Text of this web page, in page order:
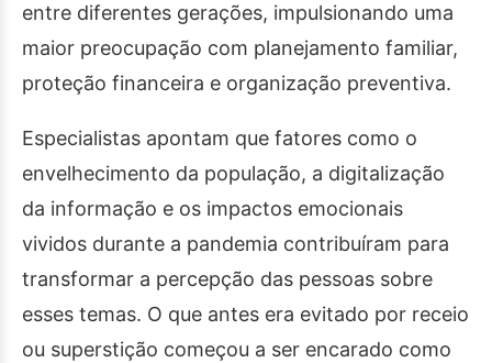
entre diferentes gerações, impulsionando uma
maior preocupação com planejamento familiar,
proteção financeira e organização preventiva.
Especialistas apontam que fatores como o
envelhecimento da população, a digitalização
da informação e os impactos emocionais
vividos durante a pandemia contribuíram para
transformar a percepção das pessoas sobre
esses temas. O que antes era evitado por receio
ou superstição começou a ser encarado como